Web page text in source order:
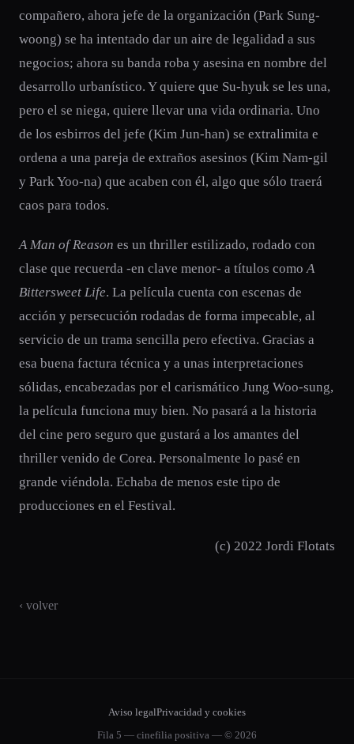
compañero, ahora jefe de la organización (Park Sung-
woong) se ha intentado dar un aire de legalidad a sus
negocios; ahora su banda roba y asesina en nombre del
desarrollo urbanístico. Y quiere que Su-hyuk se les una,
pero el se niega, quiere llevar una vida ordinaria. Uno
de los esbirros del jefe (Kim Jun-han) se extralimita e
ordena a una pareja de extraños asesinos (Kim Nam-gil
y Park Yoo-na) que acaben con él, algo que sólo traerá
caos para todos.
A Man of Reason es un thriller estilizado, rodado con
clase que recuerda -en clave menor- a títulos comoA
Bittersweet Life. La película cuenta con escenas de
acción y persecución rodadas de forma impecable, al
servicio de un trama sencilla pero efectiva. Gracias a
esa buena factura técnica y a unas interpretaciones
sólidas, encabezadas por el carismático Jung Woo-sung,
la película funciona muy bien. No pasará a la historia
del cine pero seguro que gustará a los amantes del
thriller venido de Corea. Personalmente lo pasé en
grande viéndola. Echaba de menos este tipo de
producciones en el Festival.
(c) 2022 Jordi Flotats
‹ volver
Aviso legalPrivacidad y cookies
Fila 5 — cinefilia positiva — © 2026